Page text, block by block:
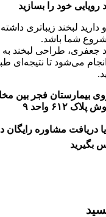
رویایی خود را بسازید
لبخند زیباتری
شروع شما باشد.
جعفری، طراحی لبخند
می‌شود تا نتیجه‌ای
بیمارستان فجر بین
واحد ۹
دریافت مشاوره رایگان
بگیرید